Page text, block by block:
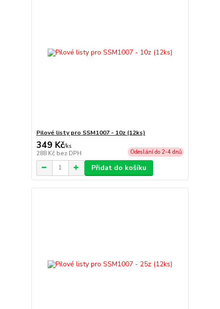
Pilové listy pro SSM1007 - 10z (12ks)
349 Kč/ks
288 Kč bez DPH Odeslání do 2-4 dnů
Přidat do košíku